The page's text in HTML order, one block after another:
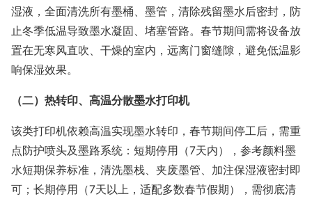
湿液，全面清洗所有墨桶、墨管，清除残留墨水后密封，防
止冬季低温导致墨水凝固、堵塞管路。春节期间需将设备放
置在无寒风直吹、干燥的室内，远离门窗缝隙，避免低温影
响保湿效果。
（二）热转印、高温分散墨水打印机
该类打印机依赖高温实现墨水转印，春节期间停工后，需重
点防护喷头及墨路系统：短期停用（7天内），参考颜料墨
水短期保养标准，清洗墨栈、夹废墨管、加注保湿液密封即
可；长期停用（7天以上，适配多数春节假期），需彻底清